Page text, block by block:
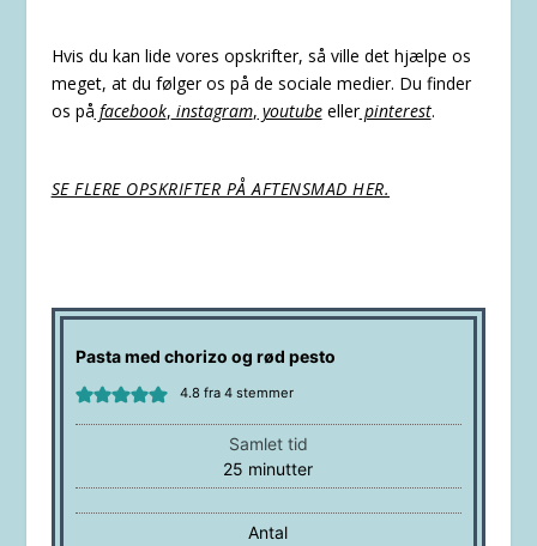
Hvis du kan lide vores opskrifter, så ville det hjælpe os
meget, at du følger os på de sociale medier. Du finder
os på facebook, instagram, youtubeellerpinterest.
SE FLERE OPSKRIFTER PÅ AFTENSMAD HER.
Pasta med chorizo og rød pesto
4.8 fra 4stemmer
Samlet tid
25 minutter
minutter
Antal